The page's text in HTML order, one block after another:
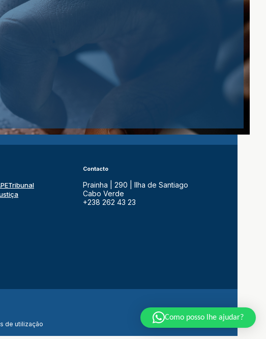
Tribunal
Contacto
Prainha | 290 | Ilha de Santiago
Cabo Verde
+238 262 43 23
de utilização
Como posso lhe ajudar?